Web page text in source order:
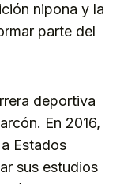
nipona y la
parte del
deportiva
En 2016,
Estados
sus estudios